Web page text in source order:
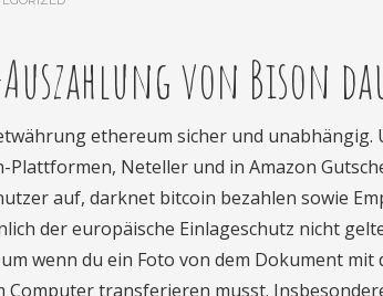
von Bison
ethereum sicher und unabhängig.
Neteller und in Amazon
auf, darknet bitcoin bezahlen sowie
der europäische Einlageschutz nicht
wenn du ein Foto von dem Dokument mit
Computer transferieren musst.